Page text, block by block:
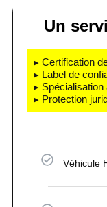
Un
▸ Certification
▸ Label de
▸
▸ Protection
Véhicule